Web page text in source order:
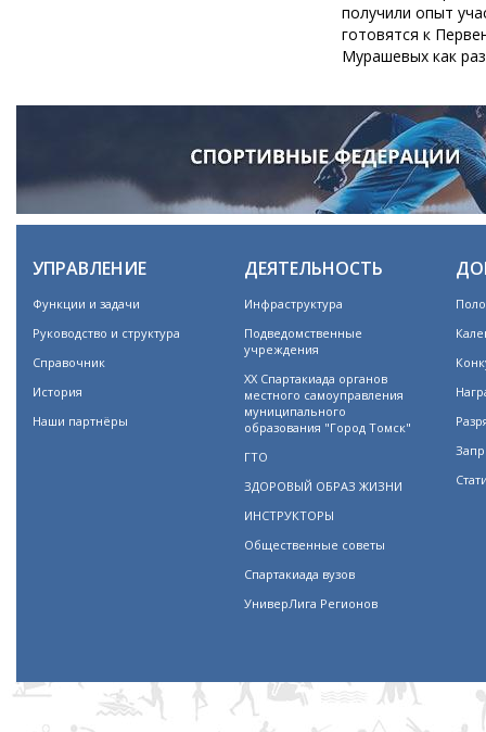
получили опыт
готовятся к
Мурашевых как
УПРАВЛЕНИЕ
Функции и задачи
Руководство и структура
Справочник
История
Наши партнёры
ДЕЯТЕЛЬНОСТЬ
Инфраструктура
Подведомственные
учреждения
XX Спартакиада органов
местного самоуправления
муниципального
образования "Город Томск"
ГТО
ЗДОРОВЫЙ ОБРАЗ ЖИЗНИ
ИНСТРУКТОРЫ
Общественные советы
Спартакиада вузов
УниверЛига Регионов